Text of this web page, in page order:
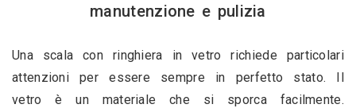
manutenzione e pulizia
Una scala con ringhiera in vetro richiede particolari
attenzioni per essere sempre in perfetto stato. Il
vetro è un materiale che si sporca facilmente.